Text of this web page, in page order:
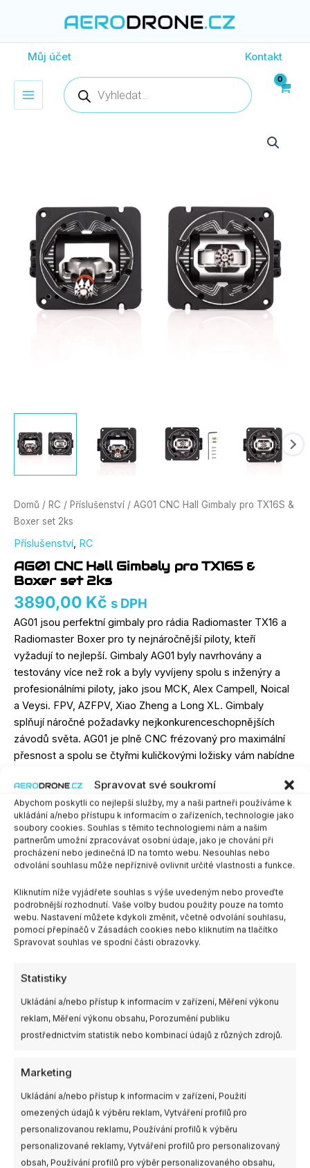
Spravovat své soukromí
Abychom poskytli co nejlepší služby, my a naši partneři používáme k
ukládání a/nebo přístupu k informacím o zařízeních, technologie jako
soubory cookies. Souhlas s těmito technologiemi nám a našim
partnerům umožní zpracovávat osobní údaje, jako je chování při
procházení nebo jedinečná ID na tomto webu. Nesouhlas nebo
odvolání souhlasu může nepříznivě ovlivnit určité vlastnosti a funkce.
Kliknutím níže vyjádřete souhlas s výše uvedeným nebo proveďte
podrobnější rozhodnutí. Vaše volby budou použity pouze na tomto
webu. Nastavení můžete kdykoli změnit, včetně odvolání souhlasu,
pomocí přepínačů v Zásadách cookies nebo kliknutím na tlačítko
Spravovat souhlas ve spodní části obrazovky.
Statistiky
Ukládání a/nebo přístup k informacím v zařízení, Měření výkonu
reklam, Měření výkonu obsahu, Porozumění publiku
prostřednictvím statistik nebo kombinací údajů z různých zdrojů.
Marketing
Ukládání a/nebo přístup k informacím v zařízení, Použití
omezených údajů k výběru reklam, Vytváření profilů pro
personalizovanou reklamu, Používání profilů k výběru
personalizované reklamy, Vytváření profilů pro personalizovaný
obsah, Používání profilů pro výběr personalizovaného obsahu,
obsah
Můj účet Kontakt
Products
search
Domů / RC / Příslušenství / AG01 CNC Hall Gimbaly pro TX16S &
Boxer set 2ks
Příslušenství, RC
AG01 CNC Hall Gimbaly pro TX16S &
Boxer set 2ks
3890,00 Kč s DPH
AG01 jsou perfektní gimbaly pro rádia Radiomaster TX16 a
Radiomaster Boxer pro ty nejnáročnější piloty, kteří
vyžadují to nejlepší. Gimbaly AG01 byly navrhovány a
testovány více než rok a byly vyvíjeny spolu s inženýry a
profesionálními piloty, jako jsou MCK, Alex Campell, Noical
a Veysi. FPV, AZFPV, Xiao Zheng a Long XL. Gimbaly
splňují náročné požadavky nejkonkurenceschopnějších
závodů světa. AG01 je plně CNC frézovaný pro maximální
přesnost a spolu se čtyřmi kuličkovými ložisky vám nabídne
nastavením napětí a zdvihu pro snadné jemné doladění pak
AG01 posune váš TX16S na další úroveň.
Není skladem
Chci upozornit při naskladnění produktu
SKU:HP0157.AG01-SET-BLK Kategorie:Příslušenství,RC
Výrobce RadioMaster
Související produkty